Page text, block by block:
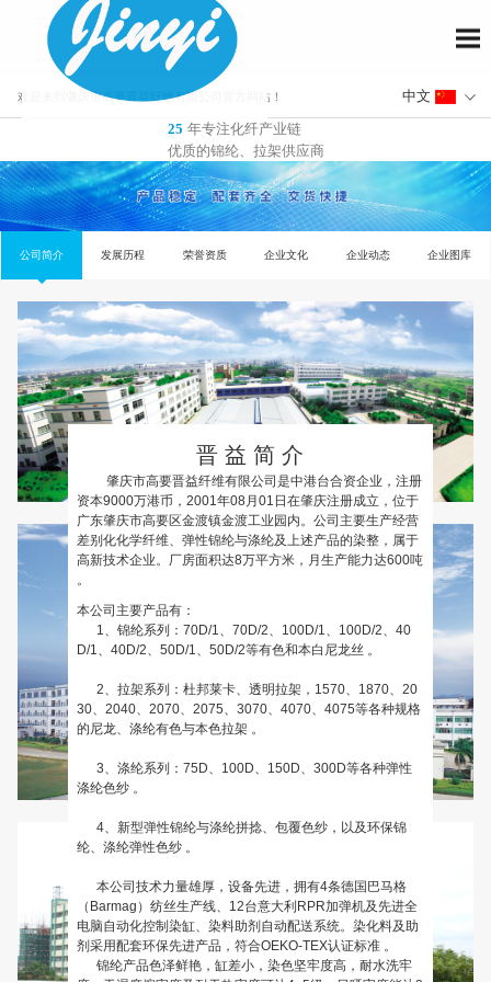
欢迎来到肇庆市高要晋益纤维有限公司官方网站！
25 年专注化纤产业链
优质的锦纶、拉架供应商
公司简介 发展历程 荣誉资质 企业文化 企业动态
晋 益 简 介
肇庆市高要晋益纤维有限公司是中港台合资企业，注册
资本9000万港币，2001年08月01日在肇庆注册成立，位于
广东肇庆市高要区金渡镇金渡工业园内。公司主要生产经营
差别化化学纤维、弹性锦纶与涤纶及上述产品的染整，属于
高新技术企业。厂房面积达8万平方米，月生产能力达600吨
。
本公司主要产品有：
1、锦纶系列：70D/1、70D/2、100D/1、100D/2、40
D/1、40D/2、50D/1、50D/2等有色和本白尼龙丝 。
2、拉架系列：杜邦莱卡、透明拉架，1570、1870、20
30、2040、2070、2075、3070、4070、4075等各种规格
的尼龙、涤纶有色与本色拉架 。
3、涤纶系列：75D、100D、150D、300D等各种弹性
涤纶色纱 。
4、新型弹性锦纶与涤纶拼捻、包覆色纱，以及环保锦
纶、涤纶弹性色纱 。
本公司技术力量雄厚，设备先进，拥有4条德国巴马格
（Barmag）纺丝生产线、12台意大利RPR加弹机及先进全
电脑自动化控制染缸、染料助剂自动配送系统。染化料及助
剂采用配套环保先进产品，符合OEKO-TEX认证标准 。
锦纶产品色泽鲜艳，缸差小，染色坚牢度高，耐水洗牢